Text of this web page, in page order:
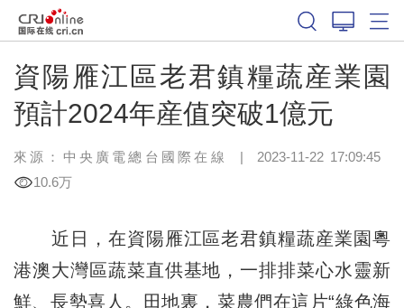
資陽雁江區老君鎮糧蔬産業園
預計2024年産值突破1億元
來源：中央廣電總台國際在線 | 2023-11-22 17:09:45
10.6万
近日，在資陽雁江區老君鎮糧蔬産業園粵
港澳大灣區蔬菜直供基地，一排排菜心水靈新
鮮、長勢喜人。田地裏，菜農們在這片“綠色海